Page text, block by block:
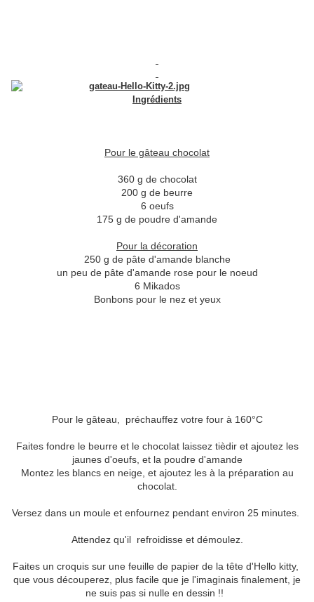
Ingrédients
Pour le gâteau chocolat
360 g de chocolat
200 g de beurre
6 oeufs
175 g de poudre d'amande
Pour la décoration
250 g de pâte d'amande blanche
un peu de pâte d'amande rose pour le noeud
6 Mikados
Bonbons pour le nez et yeux
Pour le gâteau, préchauffez votre four à 160°C
Faites fondre le beurre et le chocolat laissez tièdir et ajoutez les
jaunes d'oeufs, et la poudre d'amande
Montez les blancs en neige, et ajoutez les à la préparation au
chocolat.
Versez dans un moule et enfournez pendant environ 25 minutes.
Attendez qu'il refroidisse et démoulez.
Faites un croquis sur une feuille de papier de la tête d'Hello kitty,
que vous découperez, plus facile que je l'imaginais finalement, je
ne suis pas si nulle en dessin !!